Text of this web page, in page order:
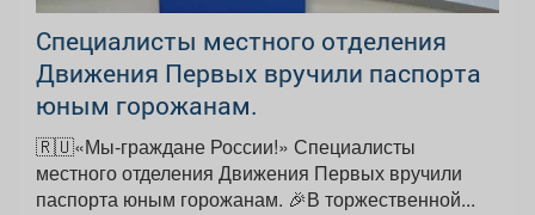
Специалисты местного отделения
Движения Первых вручили паспорта
юным горожанам.
🇷🇺«Мы-граждане России!» Специалисты
местного отделения Движения Первых вручили
паспорта юным горожанам. 🎉В торжественной...